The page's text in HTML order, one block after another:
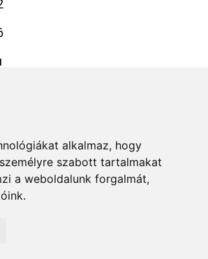
alkalmaz, hogy
szabott tartalmakat
a weboldalunk forgalmát,